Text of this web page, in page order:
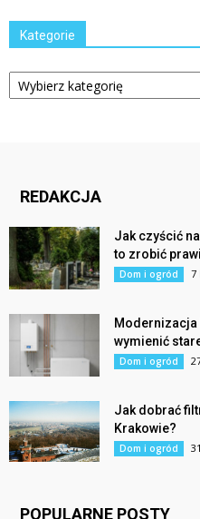
Kategorie
Kategorie
REDAKCJA
Jak czyścić
to zrobić
Dom i ogród 7
Modernizacja
wymienić
Dom i ogród
Jak dobrać
Krakowie?
Dom i ogród
POPULARNE POSTY